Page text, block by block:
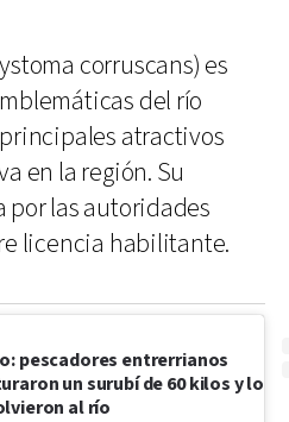
corruscans) es
del río
atractivos
en la región. Su
por las autoridades
licencia habilitante.
pescadores entrerrianos
un surubí de 60 kilos y lo
al río